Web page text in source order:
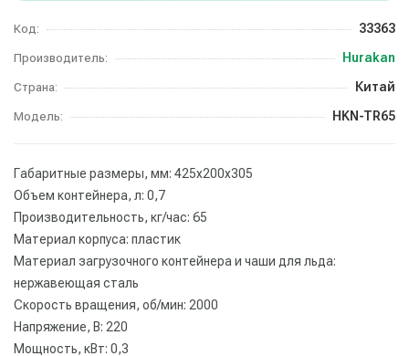
Код: 33363
Производитель: Hurakan
Страна: Китай
Модель: HKN-TR65
Габаритные размеры, мм: 425x200x305
Объем контейнера, л: 0,7
Производительность, кг/час: 65
Материал корпуса: пластик
Материал загрузочного контейнера и чаши для льда:
нержавеющая сталь
Скорость вращения, об/мин: 2000
Напряжение, В: 220
Мощность, кВт: 0,3